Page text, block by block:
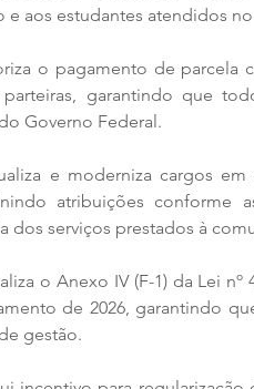
e aos estudantes atendidos
o pagamento de parcela
garantindo que
Governo Federal.
e moderniza cargos
atribuições conforme
dos serviços prestados à
o Anexo IV (F-1) da Lei
de 2026, garantindo
gestão.